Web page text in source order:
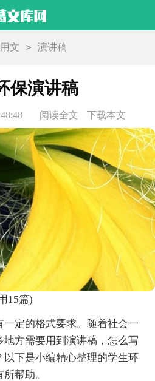
文 > 演讲稿
保演讲稿
阅读全文 下载本文
15篇)
一定的格式要求。随着社会一
方需要用到演讲稿，怎么写
下是小编精心整理的学生环
帮助。